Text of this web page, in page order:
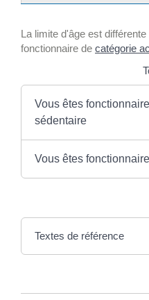
La limite d'âge est
fonctionnaire de catégorie
Vous êtes
sédentaire
Vous êtes
Textes de référence